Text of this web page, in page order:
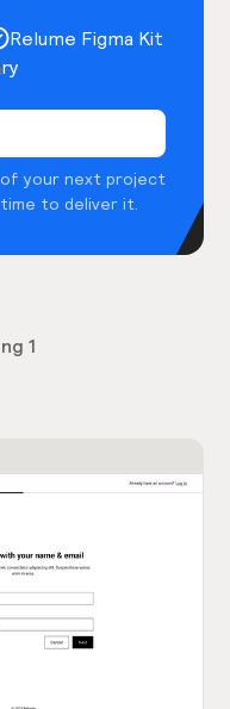
Relume Figma Kit
your next project
to deliver it.
1